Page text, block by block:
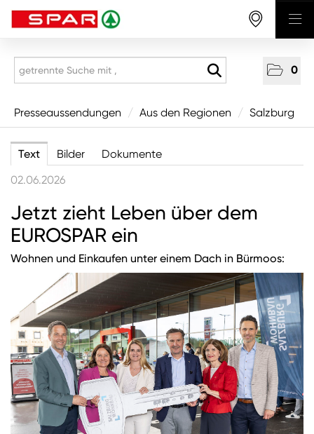
0
Presseaussendungen
Aus den Regionen
Tirol
Salzburg
Oberösterreich
Niederösterreich
Wien
Burgenland
Steiermark
Kärnten
Unternehmen
Nachhaltigkeit
Presseaussendungen / Aus den Regionen / Salzburg
Text Bilder
Dokumente
02.06.2026
Jetzt zieht Leben über dem
EUROSPAR ein
Wohnen und Einkaufen unter einem Dach in Bürmoos: